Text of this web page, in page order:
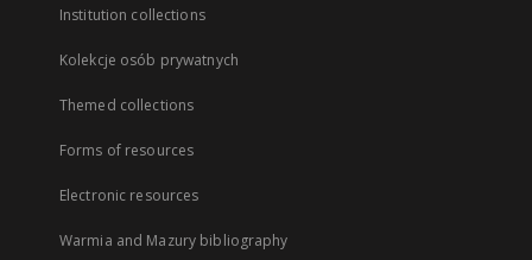
Institution collections
Kolekcje osób prywatnych
Themed collections
Forms of resources
Electronic resources
Warmia and Mazury bibliography